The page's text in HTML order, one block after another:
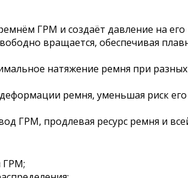
ГРМ и создаёт давление на его
вращается, обеспечивая
натяжение ремня при
ремня, уменьшая риск его
ГРМ, продлевая ресурс ремня и
ГРМ;